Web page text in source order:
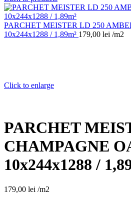
PARCHET MEISTER LD 250
10x244x1288 / 1,89m² 179,00 lei /m2
Click to enlarge
PARCHET
CHAMPAGNE
10x244x1288 /
179,00 lei /m2